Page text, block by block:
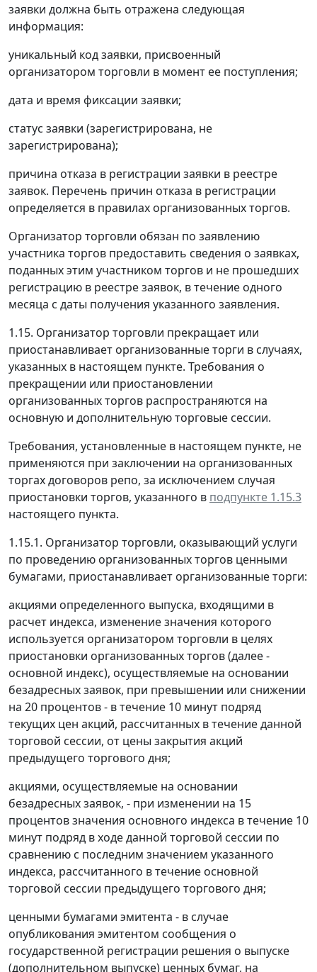
заявки должна быть отражена следующая
информация:
уникальный код заявки, присвоенный
организатором торговли в момент ее поступления;
дата и время фиксации заявки;
статус заявки (зарегистрирована, не
зарегистрирована);
причина отказа в регистрации заявки в реестре
заявок. Перечень причин отказа в регистрации
определяется в правилах организованных торгов.
Организатор торговли обязан по заявлению
участника торгов предоставить сведения о заявках,
поданных этим участником торгов и не прошедших
регистрацию в реестре заявок, в течение одного
месяца с даты получения указанного заявления.
1.15. Организатор торговли прекращает или
приостанавливает организованные торги в случаях,
указанных в настоящем пункте. Требования о
прекращении или приостановлении
организованных торгов распространяются на
основную и дополнительную торговые сессии.
Требования, установленные в настоящем пункте, не
применяются при заключении на организованных
торгах договоров репо, за исключением случая
приостановки торгов, указанного в подпункте 1.15.3
настоящего пункта.
1.15.1. Организатор торговли, оказывающий услуги
по проведению организованных торгов ценными
бумагами, приостанавливает организованные торги:
акциями определенного выпуска, входящими в
расчет индекса, изменение значения которого
используется организатором торговли в целях
приостановки организованных торгов (далее -
основной индекс), осуществляемые на основании
безадресных заявок, при превышении или снижении
на 20 процентов - в течение 10 минут подряд
текущих цен акций, рассчитанных в течение данной
торговой сессии, от цены закрытия акций
предыдущего торгового дня;
акциями, осуществляемые на основании
безадресных заявок, - при изменении на 15
процентов значения основного индекса в течение 10
минут подряд в ходе данной торговой сессии по
сравнению с последним значением указанного
индекса, рассчитанного в течение основной
торговой сессии предыдущего торгового дня;
ценными бумагами эмитента - в случае
опубликования эмитентом сообщения о
государственной регистрации решения о выпуске
(дополнительном выпуске) ценных бумаг, на